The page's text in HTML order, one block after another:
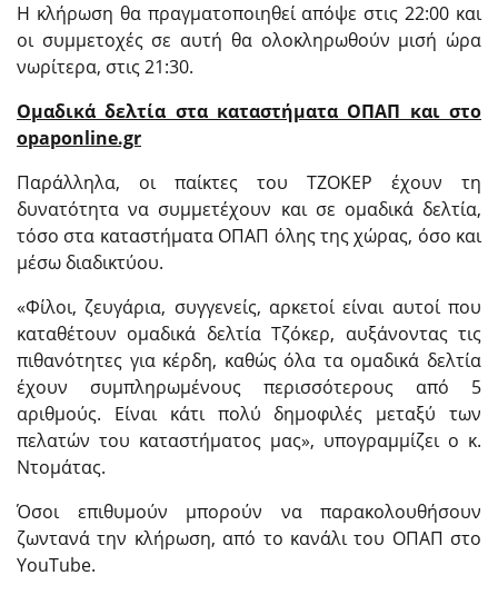
Η κλήρωση θα πραγματοποιηθεί απόψε στις 22:00 και
οι συμμετοχές σε αυτή θα ολοκληρωθούν μισή ώρα
νωρίτερα, στις 21:30.
Ομαδικά δελτία στα καταστήματα ΟΠΑΠ και στο
opaponline.gr
Παράλληλα, οι παίκτες του ΤΖΟΚΕΡ έχουν τη
δυνατότητα να συμμετέχουν και σε ομαδικά δελτία,
τόσο στα καταστήματα ΟΠΑΠ όλης της χώρας, όσο και
μέσω διαδικτύου.
«Φίλοι, ζευγάρια, συγγενείς, αρκετοί είναι αυτοί που
καταθέτουν ομαδικά δελτία Τζόκερ, αυξάνοντας τις
πιθανότητες για κέρδη, καθώς όλα τα ομαδικά δελτία
έχουν συμπληρωμένους περισσότερους από 5
αριθμούς. Είναι κάτι πολύ δημοφιλές μεταξύ των
πελατών του καταστήματος μας», υπογραμμίζει ο κ.
Ντομάτας.
Όσοι επιθυμούν μπορούν να παρακολουθήσουν
ζωντανά την κλήρωση, από το κανάλι του ΟΠΑΠ στο
YouTube.